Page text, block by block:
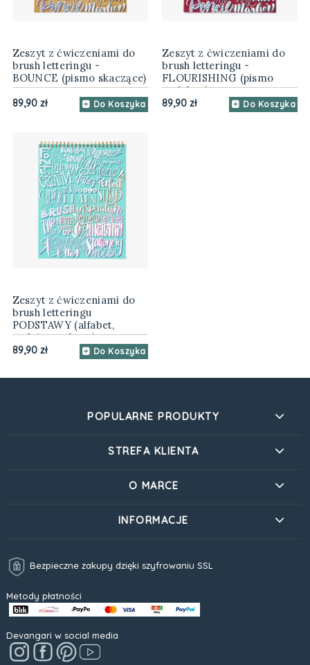
Zeszyt z ćwiczeniami do
brush letteringu -
BOUNCE (pismo skaczące)
89,90 zł Do Koszyka
Zeszyt z ćwiczeniami do
brush letteringu -
FLOURISHING (pismo
ozdobne)
89,90 zł Do Koszyka
Zeszyt z ćwiczeniami do
brush letteringu
PODSTAWY (alfabet,
codzienne frazy)
89,90 zł Do Koszyka
POPULARNE PRODUKTY
STREFA KLIENTA
O MARCE
INFORMACJE
Bezpieczne zakupy dzięki szyfrowaniu SSL
Metody płatności
Devangari w social media